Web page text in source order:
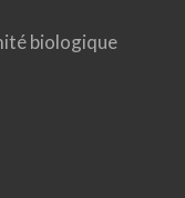
biologique